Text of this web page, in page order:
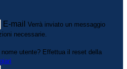
E-mail Verrà inviato un messaggio
necessarie.
utente? Effettua il reset della